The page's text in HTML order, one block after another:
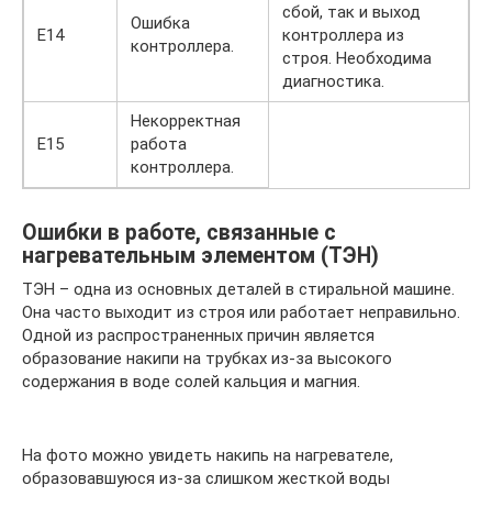
Е14
Ошибка
контроллера.
сбой, так и выход
контроллера из
строя. Необходима
диагностика.
Е15
Некорректная
работа
контроллера.
Ошибки в работе, связанные с
нагревательным элементом (ТЭН)
ТЭН – одна из основных деталей в стиральной машине.
Она часто выходит из строя или работает неправильно.
Одной из распространенных причин является
образование накипи на трубках из-за высокого
содержания в воде солей кальция и магния.
На фото можно увидеть накипь на нагревателе,
образовавшуюся из-за слишком жесткой воды